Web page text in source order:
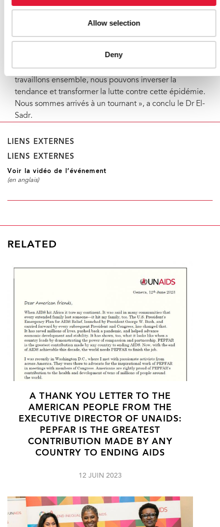
Allow selection
Deny
objectif réaliste pour mettre fin à l'épidémie de sida.
commun nos connaissances et nos ressources, que
nous associons tous les partenaires et que nous
travaillons ensemble, nous pouvons inverser la
tendance et transformer la lutte contre cette épidémie.
Nous sommes arrivés à un tournant », a conclu le Dr El-
Sadr.
LIENS EXTERNES
LIENS EXTERNES
Voir la vidéo de l’événement
(en anglais)
RELATED
A THANK YOU LETTER TO THE
AMERICAN PEOPLE FROM THE
EXECUTIVE DIRECTOR OF UNAIDS:
PEPFAR IS THE GREATEST
CONTRIBUTION MADE BY ANY
COUNTRY TO ENDING AIDS
12 JUIN 2023